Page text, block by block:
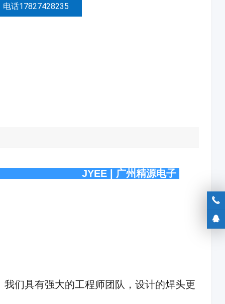
电话17827428235
用电极 JYEE | 广州精源电子
们具有强大的工程师团队，设计的焊头更